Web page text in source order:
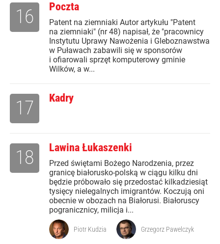
Poczta
Patent na ziemniaki Autor artykułu "Patent
na ziemniaki" (nr 48) napisał, że "pracownicy
Instytutu Uprawy Nawożenia i Gleboznawstwa
w Puławach zabawili się w sponsorów
i ofiarowali sprzęt komputerowy gminie
Wilków, a w...
16
Kadry
17
Lawina Łukaszenki
Przed świętami Bożego Narodzenia, przez
granicę białorusko-polską w ciągu kilku dni
będzie próbowało się przedostać kilkadziesiąt
tysięcy nielegalnych imigrantów. Koczują oni
obecnie w obozach na Białorusi. Białoruscy
pogranicznicy, milicja i...
18
Piotr Kudzia Grzegorz Pawelczyk